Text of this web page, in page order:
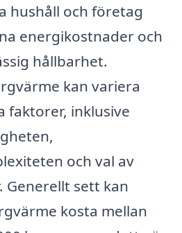
hushåll och företag
energikostnader och
hållbarhet.
kan variera
faktorer, inklusive
och val av
sett kan
kosta mellan